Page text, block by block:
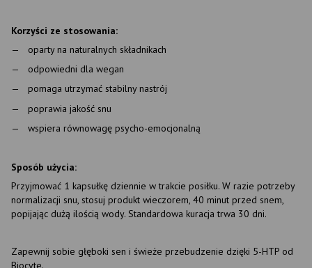
Korzyści ze stosowania:
oparty na naturalnych składnikach
odpowiedni dla wegan
pomaga utrzymać stabilny nastrój
poprawia jakość snu
wspiera równowagę psycho-emocjonalną
Sposób użycia:
Przyjmować 1 kapsułkę dziennie w trakcie posiłku. W razie potrzeby
normalizacji snu, stosuj produkt wieczorem, 40 minut przed snem,
popijając dużą ilością wody. Standardowa kuracja trwa 30 dni.
Zapewnij sobie głęboki sen i świeże przebudzenie dzięki 5-HTP od
Biocyte.